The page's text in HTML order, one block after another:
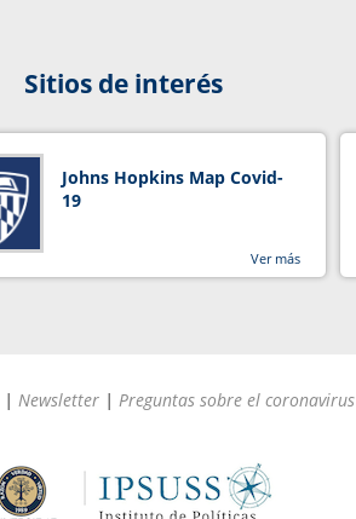
Sitios de interés
Johns Hopkins Map Covid-
19
Ver más
| Newsletter | Preguntas sobre el coronavirus